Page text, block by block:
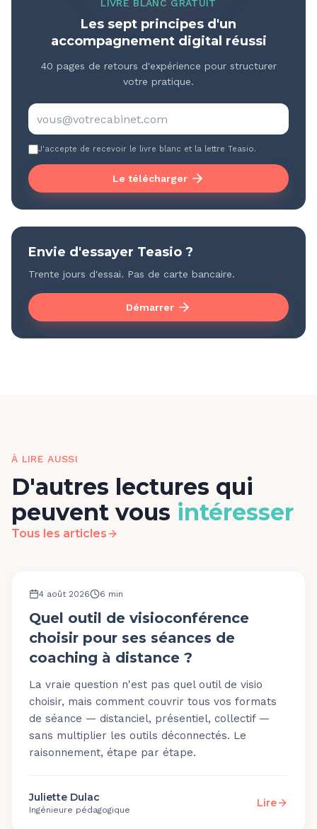
LIVRE BLANC GRATUIT
Les sept principes d'un
accompagnement digital réussi
40 pages de retours d'expérience pour structurer
votre pratique.
J'accepte de recevoir le livre blanc et la lettre Teasio.
Le télécharger
Envie d'essayer Teasio ?
Trente jours d'essai. Pas de carte bancaire.
Démarrer
À LIRE AUSSI
D'autres lectures qui
peuvent vous intéresser
Tous les articles
OUTILS ET PLATEFORME
4 août 2026 6 min
Quel outil de visioconférence
choisir pour ses séances de
coaching à distance ?
La vraie question n'est pas quel outil de visio
choisir, mais comment couvrir tous vos formats
de séance — distanciel, présentiel, collectif —
sans multiplier les outils déconnectés. Le
raisonnement, étape par étape.
Juliette Dulac
Ingénieure pédagogique
Lire